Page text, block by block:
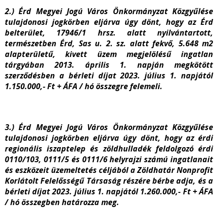
2.) Érd Megyei Jogú Város Önkormányzat Közgyűlése
tulajdonosi jogkörben eljárva úgy dönt, hogy az Érd
belterület, 17946/1 hrsz. alatt nyilvántartott,
természetben Érd, Sas u. 2. sz. alatt fekvő, 5.648 m2
alapterületű, kivett üzem megjelölésű ingatlan
tárgyában 2013. április 1. napján megkötött
szerződésben a bérleti díjat 2023. július 1. napjától
1.150.000,- Ft + ÁFA / hó összegre felemeli.
3.) Érd Megyei Jogú Város Önkormányzat Közgyűlése
tulajdonosi jogkörben eljárva úgy dönt, hogy az érdi
regionális iszaptelep és zöldhulladék feldolgozó érdi
0110/103, 0111/5 és 0111/6 helyrajzi számú ingatlanait
és eszközeit üzemeltetés céljából a Zöldhatár Nonprofit
Korlátolt Felelősségű Társaság részére bérbe adja, és a
bérleti díjat 2023. július 1. napjától 1.260.000,- Ft + ÁFA
/ hó összegben határozza meg.